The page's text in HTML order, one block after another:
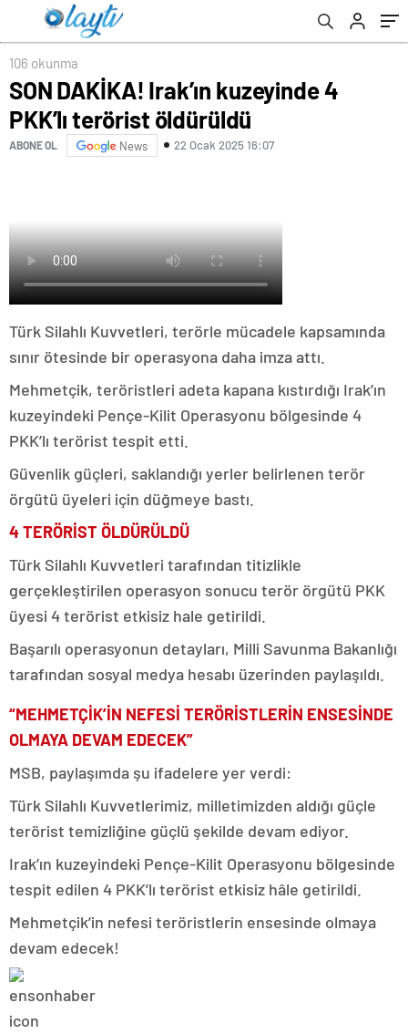
106 okunma
SON DAKİKA! Irak’ın kuzeyinde 4
PKK’lı terörist öldürüldü
ABONE OL News 22 Ocak 2025 16:07
Türk Silahlı Kuvvetleri, terörle mücadele kapsamında
sınır ötesinde bir operasyona daha imza attı.
Mehmetçik, teröristleri adeta kapana kıstırdığı Irak’ın
kuzeyindeki Pençe-Kilit Operasyonu bölgesinde 4
PKK’lı terörist tespit etti.
Güvenlik güçleri, saklandığı yerler belirlenen terör
örgütü üyeleri için düğmeye bastı.
4 TERÖRİST ÖLDÜRÜLDÜ
Türk Silahlı Kuvvetleri tarafından titizlikle
gerçekleştirilen operasyon sonucu terör örgütü PKK
üyesi 4 terörist etkisiz hale getirildi.
Başarılı operasyonun detayları, Milli Savunma Bakanlığı
tarafından sosyal medya hesabı üzerinden paylaşıldı.
“MEHMETÇİK’İN NEFESİ TERÖRİSTLERİN ENSESİNDE
OLMAYA DEVAM EDECEK”
MSB, paylaşımda şu ifadelere yer verdi:
Türk Silahlı Kuvvetlerimiz, milletimizden aldığı güçle
terörist temizliğine güçlü şekilde devam ediyor.
Irak’ın kuzeyindeki Pençe-Kilit Operasyonu bölgesinde
tespit edilen 4 PKK’lı terörist etkisiz hâle getirildi.
Mehmetçik’in nefesi teröristlerin ensesinde olmaya
devam edecek!